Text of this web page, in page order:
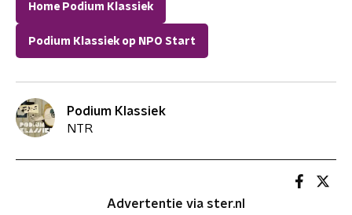
Home Podium Klassiek
Podium Klassiek op NPO Start
Podium Klassiek
NTR
Advertentie via ster.nl